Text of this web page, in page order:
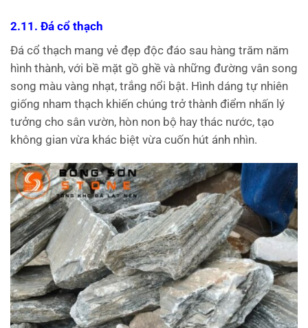
2.11. Đá cổ thạch
Đá cổ thạch mang vẻ đẹp độc đáo sau hàng trăm năm
hình thành, với bề mặt gồ ghề và những đường vân song
song màu vàng nhạt, trắng nổi bật. Hình dáng tự nhiên
giống nham thạch khiến chúng trở thành điểm nhấn lý
tưởng cho sân vườn, hòn non bộ hay thác nước, tạo
không gian vừa khác biệt vừa cuốn hút ánh nhìn.